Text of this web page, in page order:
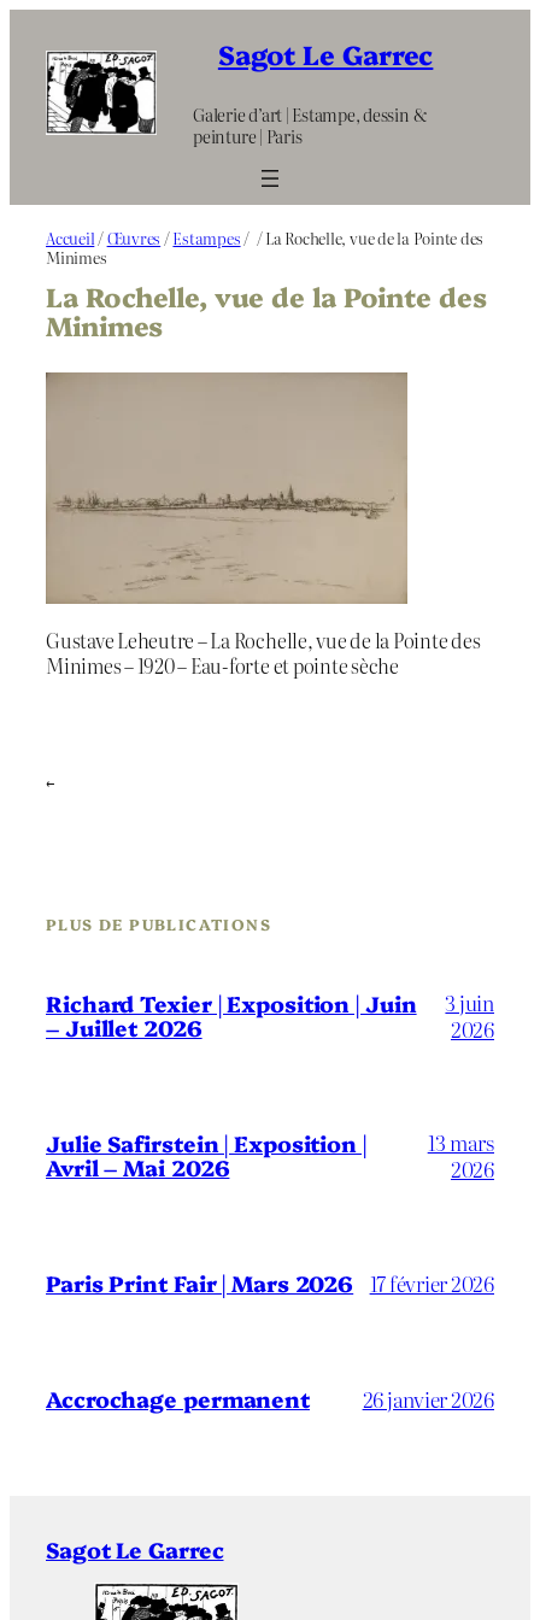
contenu
Sagot Le Garrec
Galerie d’art | Estampe, dessin &
peinture | Paris
Accueil /Œuvres /Estampes / / La Rochelle, vue de la Pointe des
Minimes
La Rochelle, vue de la Pointe des
Minimes
Gustave Leheutre – La Rochelle, vue de la Pointe des
Minimes – 1920 – Eau-forte et pointe sèche
←
PLUS DE PUBLICATIONS
Richard Texier | Exposition | Juin
– Juillet 2026
3 juin
2026
Julie Safirstein | Exposition |
Avril – Mai 2026
13 mars
2026
Paris Print Fair | Mars 2026 17 février 2026
Accrochage permanent 26 janvier 2026
Sagot Le Garrec